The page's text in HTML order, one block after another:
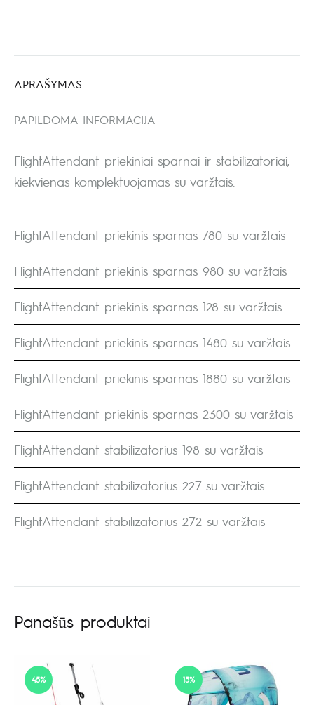
APRAŠYMAS
PAPILDOMA INFORMACIJA
FlightAttendant priekiniai sparnai ir stabilizatoriai,
kiekvienas komplektuojamas su varžtais.
FlightAttendant priekinis sparnas 780 su varžtais
FlightAttendant priekinis sparnas 980 su varžtais
FlightAttendant priekinis sparnas 128 su varžtais
FlightAttendant priekinis sparnas 1480 su varžtais
FlightAttendant priekinis sparnas 1880 su varžtais
FlightAttendant priekinis sparnas 2300 su varžtais
FlightAttendant stabilizatorius 198 su varžtais
FlightAttendant stabilizatorius 227 su varžtais
FlightAttendant stabilizatorius 272 su varžtais
Panašūs produktai
45% 15%